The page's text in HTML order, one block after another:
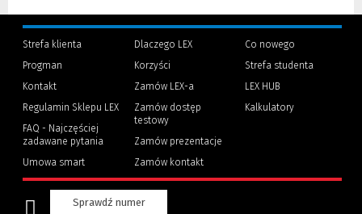
innej
strony)
Strefa klienta
Progman
Kontakt
Regulamin Sklepu LEX
FAQ - Najczęściej
zadawane pytania
Umowa smart
Dlaczego LEX
Korzyści
Zamów LEX-a
Zamów dostęp
testowy
Zamów prezentacje
Zamów kontakt
Co nowego
Strefa studenta
LEX HUB
innej
strony)
Kalkulatory
Sprawdź numer